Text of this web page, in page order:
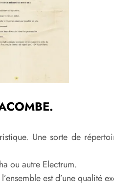
Une sorte de
ou autre Electrum.
est d’une qualité